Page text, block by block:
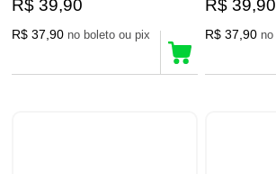
R$ 39,90
R$ 37,90 no boleto ou pix
R$ 39,90
R$ 37,90